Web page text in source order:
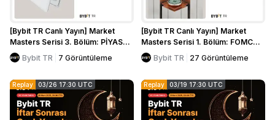
[Bybit TR Canlı Yayın] Market
Masters Serisi 3. Bölüm: PİYASA
PUSULA: EMRE BAYIR
Bybit TR 7 Görüntüleme
[Bybit TR Canlı Yayın] Market
Masters Serisi 1. Bölüm: FOMC
Sonrası Piyasalar
Bybit TR 27 Görüntüleme
Replay 03/26 17:30 UTC Replay 03/19 17:30 UTC